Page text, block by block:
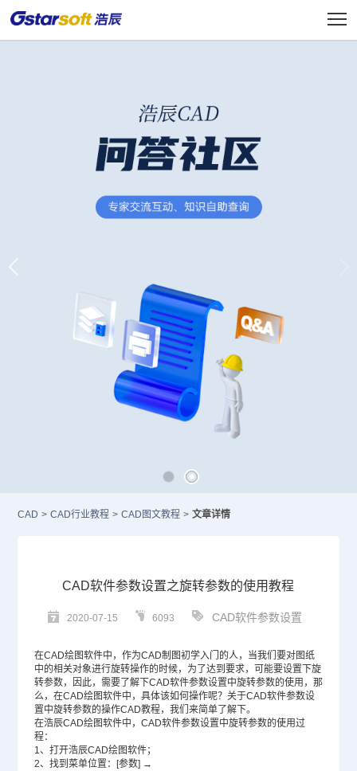
CAD > CAD行业教程 > CAD图文教程 > 文章详情
CAD软件参数设置之旋转参数的使用教程
2020-07-15 6093 CAD软件参数设置
在CAD绘图软件中，作为CAD制图初学入门的人，当我们要对图纸
中的相关对象进行旋转操作的时候，为了达到要求，可能要设置下旋
转参数，因此，需要了解下CAD软件参数设置中旋转参数的使用，那
么，在CAD绘图软件中，具体该如何操作呢？关于CAD软件参数设
置中旋转参数的操作CAD教程，我们来简单了解下。
在浩辰CAD绘图软件中，CAD软件参数设置中旋转参数的使用过
程：
1、打开浩辰CAD绘图软件；
2、找到菜单位置：[参数] →